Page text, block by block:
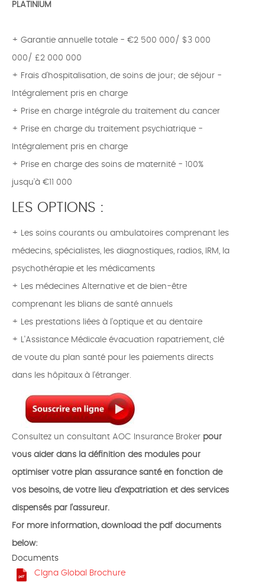
PLATINIUM
+ Garantie annuelle totale - €2 500 000/ $3 000
000/ £2 000 000
+ Frais d'hospitalisation, de soins de jour; de séjour -
Intégralement pris en charge
+ Prise en charge intégrale du traitement du cancer
+ Prise en charge du traitement psychiatrique -
Intégralement pris en charge
+ Prise en charge des soins de maternité - 100%
jusqu'à €11 000
LES OPTIONS :
+ Les soins courants ou ambulatoires comprenant les
médecins, spécialistes, les diagnostiques, radios, IRM, la
psychothérapie et les médicaments
+ Les médecines Alternative et de bien-être
comprenant les blians de santé annuels
+ Les prestations liées à l'optique et au dentaire
+ L'Assistance Médicale évacuation rapatriement, clé
de voute du plan santé pour les paiements directs
dans les hôpitaux à l'étranger.
Consultez un consultant AOC Insurance Broker pour
vous aider dans la définition des modules pour
optimiser votre plan assurance santé en fonction de
vos besoins, de votre lieu d'expatriation et des services
dispensés par l'assureur.
For more information, download the pdf documents
below:
Documents
CIgna Global Brochure